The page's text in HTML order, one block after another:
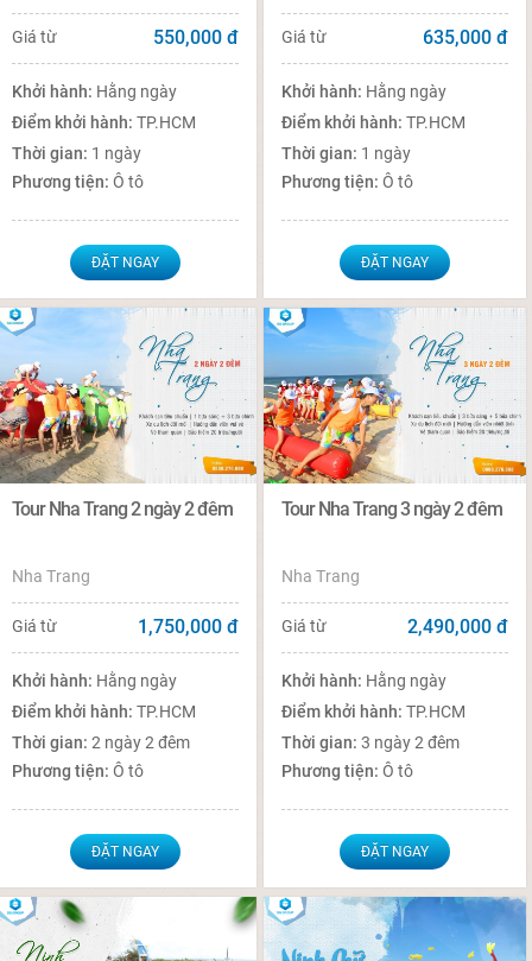
Giá từ 550,000 đ
Khởi hành: Hằng ngày
Điểm khởi hành:TP.HCM
Thời gian: 1 ngày
Phương tiện:Ô tô
ĐẶT NGAY
Giá từ 635,000 đ
Khởi hành: Hằng ngày
Điểm khởi hành:TP.HCM
Thời gian: 1 ngày
Phương tiện:Ô tô
ĐẶT NGAY
Tour Nha Trang 2 ngày 2 đêm
Nha Trang
Giá từ 1,750,000 đ
Khởi hành: Hằng ngày
Điểm khởi hành:TP.HCM
Thời gian:2 ngày 2 đêm
Phương tiện:Ô tô
ĐẶT NGAY
Tour Nha Trang 3 ngày 2 đêm
Nha Trang
Giá từ 2,490,000 đ
Khởi hành: Hằng ngày
Điểm khởi hành:TP.HCM
Thời gian:3 ngày 2 đêm
Phương tiện:Ô tô
ĐẶT NGAY